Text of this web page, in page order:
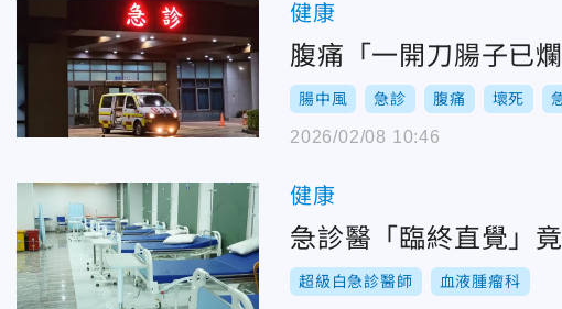
健康
腹痛「一開刀腸子已
腸中風 急診 腹痛 壞死
2026/02/08 10:46
健康
急診醫「臨終直覺」
超級白急診醫師 血液腫瘤科